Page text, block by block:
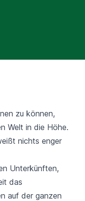
zu können,
Welt in die Höhe.
nichts enger
Unterkünften,
das
auf der ganzen